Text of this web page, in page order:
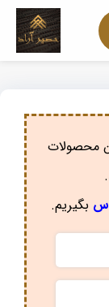
محصولات
بگیریم.